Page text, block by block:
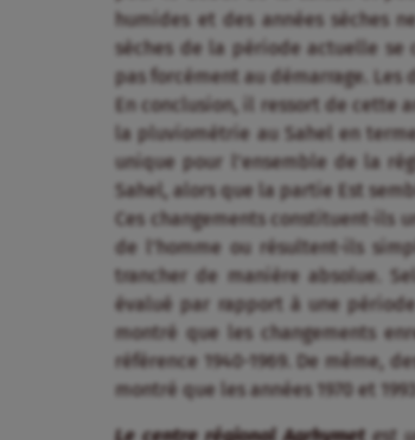
humides et des années sèches
sèches de la période actuelle
pas forcément au démarrage. Les
En conclusion, il ressort de cette
la pluviométrie au Sahel en
unique pour l’ensemble de la
Sahel, alors que la partie Est
Ces changements constituent-ils
de l’homme ou résultent-ils
trancher de manière absolue.
évalué par rapport à une
montré que les changements
référence 1940-1969. De même,
montré que les années 1970 et